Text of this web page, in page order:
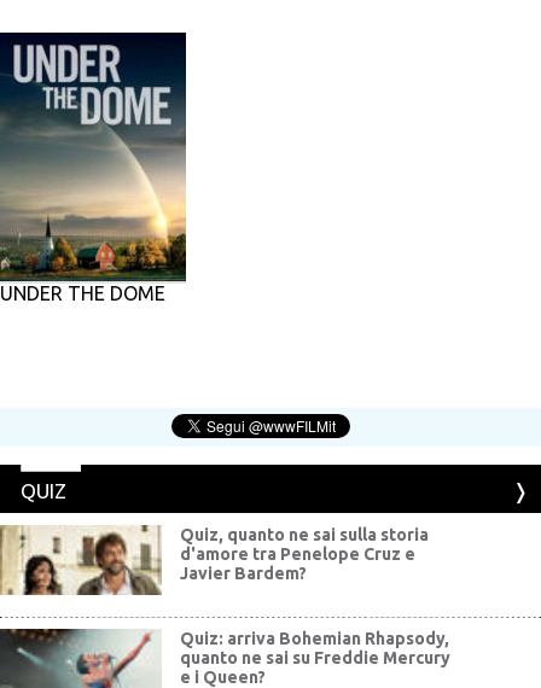
UNDER THE DOME
QUIZ
Quiz, quanto ne sai sulla storia
d'amore tra Penelope Cruz e
Javier Bardem?
Quiz: arriva Bohemian Rhapsody,
quanto ne sai su Freddie Mercury
e i Queen?